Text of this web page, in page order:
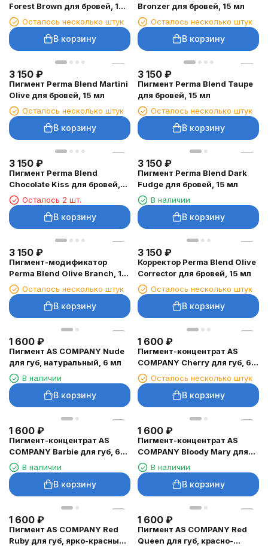
Forest Brown для бровей, 15
мл Осталось несколько штук
В корзину
Bronzer для бровей, 15 мл
Осталось несколько штук
В корзину
3 150 ₽
Пигмент Perma Blend Martini
Olive для бровей, 15 мл
Осталось несколько штук
В корзину
3 150 ₽
Пигмент Perma Blend Taupe
для бровей, 15 мл
Осталось несколько штук
В корзину
3 150 ₽
Пигмент Perma Blend
Chocolate Kiss для бровей,
15 млОсталось 2 шт.
В корзину
3 150 ₽
Пигмент Perma Blend Dark
Fudge для бровей, 15 мл
В наличии
В корзину
3 150 ₽
Пигмент-модификатор
Perma Blend Olive Branch, 15
мл Осталось несколько штук
В корзину
3 150 ₽
Корректор Perma Blend Olive
Corrector для бровей, 15 мл
Осталось несколько штук
В корзину
1 600 ₽
Пигмент AS COMPANY Nude
для губ, натуральный, 6 мл
В наличии
В корзину
1 600 ₽
Пигмент-концентрат AS
COMPANY Cherry для губ, 6
мл Осталось несколько штук
В корзину
1 600 ₽
Пигмент-концентрат AS
COMPANY Barbie для губ, 6
мл В наличии
В корзину
1 600 ₽
Пигмент-концентрат AS
COMPANY Bloody Mary для
губ, 6 мл
В наличии
В корзину
1 600 ₽
Пигмент AS COMPANY Red
Ruby для губ, ярко-красный,
1 600 ₽
Пигмент AS COMPANY Red
Queen для губ, красно-